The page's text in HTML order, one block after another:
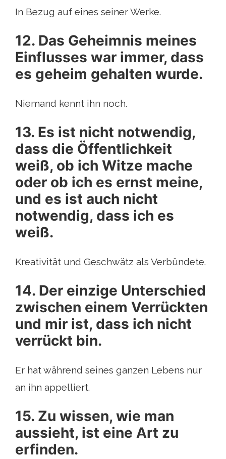
In Bezug auf eines seiner Werke.
12. Das Geheimnis meines
Einflusses war immer, dass
es geheim gehalten wurde.
Niemand kennt ihn noch.
13. Es ist nicht notwendig,
dass die Öffentlichkeit
weiß, ob ich Witze mache
oder ob ich es ernst meine,
und es ist auch nicht
notwendig, dass ich es
weiß.
Kreativität und Geschwätz als Verbündete.
14. Der einzige Unterschied
zwischen einem Verrückten
und mir ist, dass ich nicht
verrückt bin.
Er hat während seines ganzen Lebens nur
an ihn appelliert.
15. Zu wissen, wie man
aussieht, ist eine Art zu
erfinden.